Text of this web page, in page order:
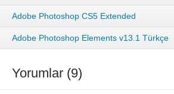
Adobe Photoshop CS5 Extended
Adobe Photoshop Elements v13.1 Türkçe
Yorumlar (9)